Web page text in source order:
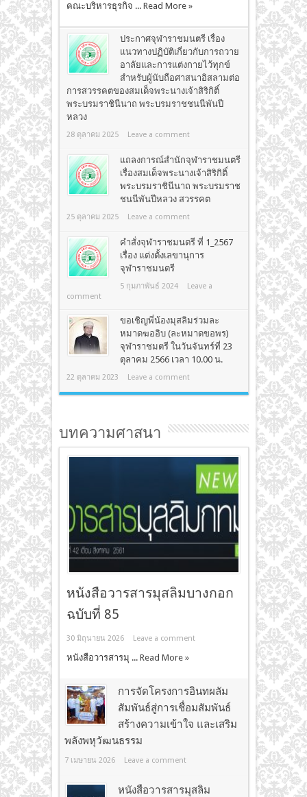
คณะบริหารธุรกิจ ... Read More »
ประกาศจุฬาราชมนตรี เรื่อง
แนวทางปฏิบัติเกี่ยวกับการถวาย
อาลัยและการแต่งกายไว้ทุกข์
สำหรับผู้นับถือศาสนาอิสลามต่อ
การสวรรคตของสมเด็จพระนางเจ้าสิริกิติ์
พระบรมราชินีนาถ พระบรมราชชนนีพันปี
หลวง
28 ตุลาคม 2025 Leave a comment
แถลงการณ์สำนักจุฬาราชมนตรี
เรื่องสมเด็จพระนางเจ้าสิริกิติ์
พระบรมราชินีนาถ พระบรมราช
ชนนีพันปีหลวง สวรรคต
25 ตุลาคม 2025 Leave a comment
คำสั่งจุฬาราชมนตรี ที่ 1_2567
เรื่อง แต่งตั้งเลขานุการ
จุฬาราชมนตรี
5 กุมภาพันธ์ 2024
Leave a
comment
ขอเชิญพี่น้องมุสลิมร่วมละ
หมาดฆออิบ (ละหมาดขอพร)
จุฬาราชมตรี ในวันจันทร์ที่ 23
ตุลาคม 2566 เวลา 10.00 น.
22 ตุลาคม 2023 Leave a comment
บทความศาสนา
หนังสือวารสารมุสลิมบางกอก
ฉบับที่ 85
30 มิถุนายน 2026 Leave a comment
หนังสือวารสารมุ ... Read More »
การจัดโครงการอินทผลัม
สัมพันธ์สู่การเชื่อมสัมพันธ์
สร้างความเข้าใจ และเสริม
พลังพหุวัฒนธรรม
7 เมษายน 2026 Leave a comment
หนังสือวารสารมุสลิม